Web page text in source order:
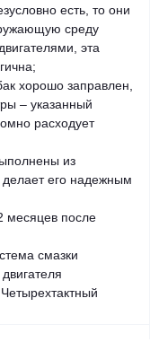
есть, то они
среду
эта
хорошо заправлен,
– указанный
расходует
из
делает его надежным
месяцев после
смазки